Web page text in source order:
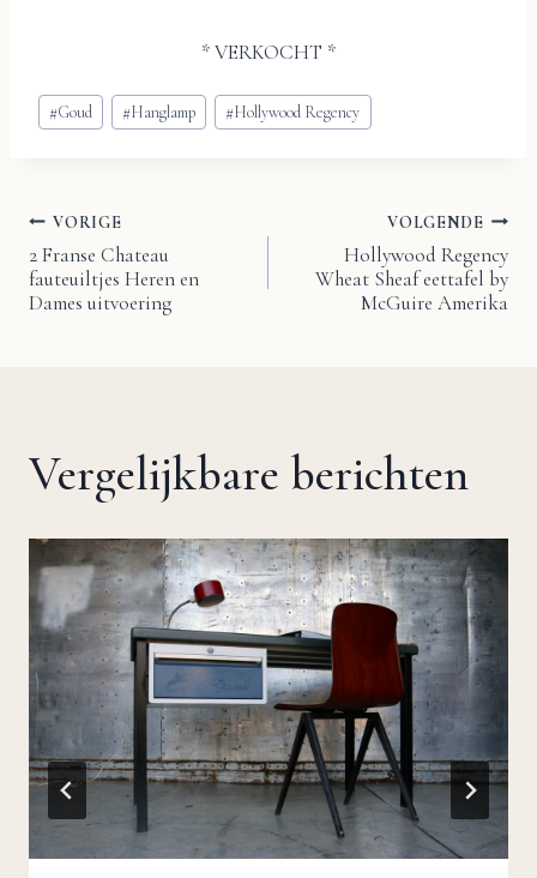
* VERKOCHT *
Bericht
tags:
#Goud #Hanglamp #Hollywood Regency
Bericht
navigatie
VORIGE
2 Franse Chateau
fauteuiltjes Heren en
Dames uitvoering
VOLGENDE
Hollywood Regency
Wheat Sheaf eettafel by
McGuire Amerika
Vergelijkbare berichten